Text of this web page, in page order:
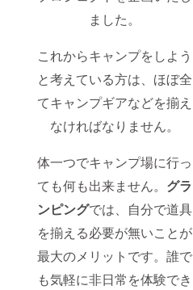
ました。
これからキャンプをしよう
と考えている方は、ほぼ全
てキャンプギアなどを揃え
なければなりません。
体一つでキャンプ場に行っ
ても何も出来ません。 グラ
ンピングでは、自分で道具
を揃える必要が無いことが
最大のメリットです。誰で
も気軽に非日常を体験でき